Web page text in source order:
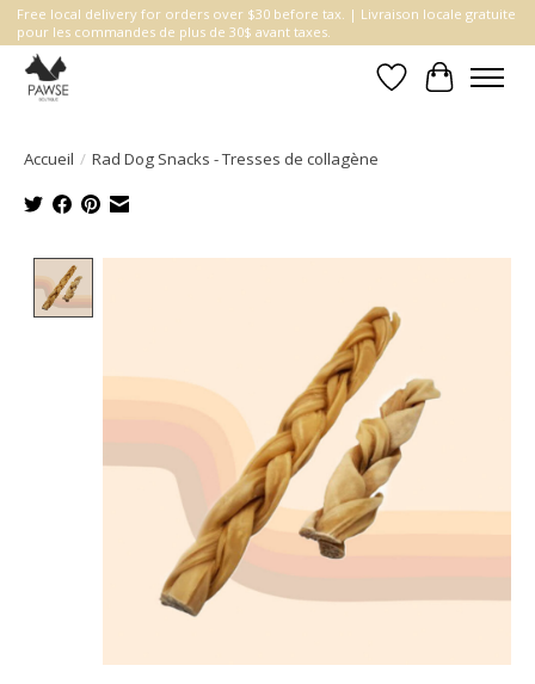
Free local delivery for orders over $30 before tax. | Livraison locale gratuite
pour les commandes de plus de 30$ avant taxes.
Liste dePanier
Accueil / Rad Dog Snacks - Tresses de collagène